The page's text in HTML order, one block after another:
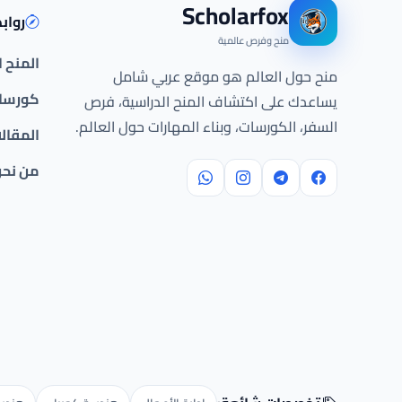
Scholarfox
منح وفرص عالمية
منح حول العالم هو موقع عربي شامل
يساعدك على اكتشاف المنح الدراسية، فرص
السفر، الكورسات، وبناء المهارات حول العالم.
من